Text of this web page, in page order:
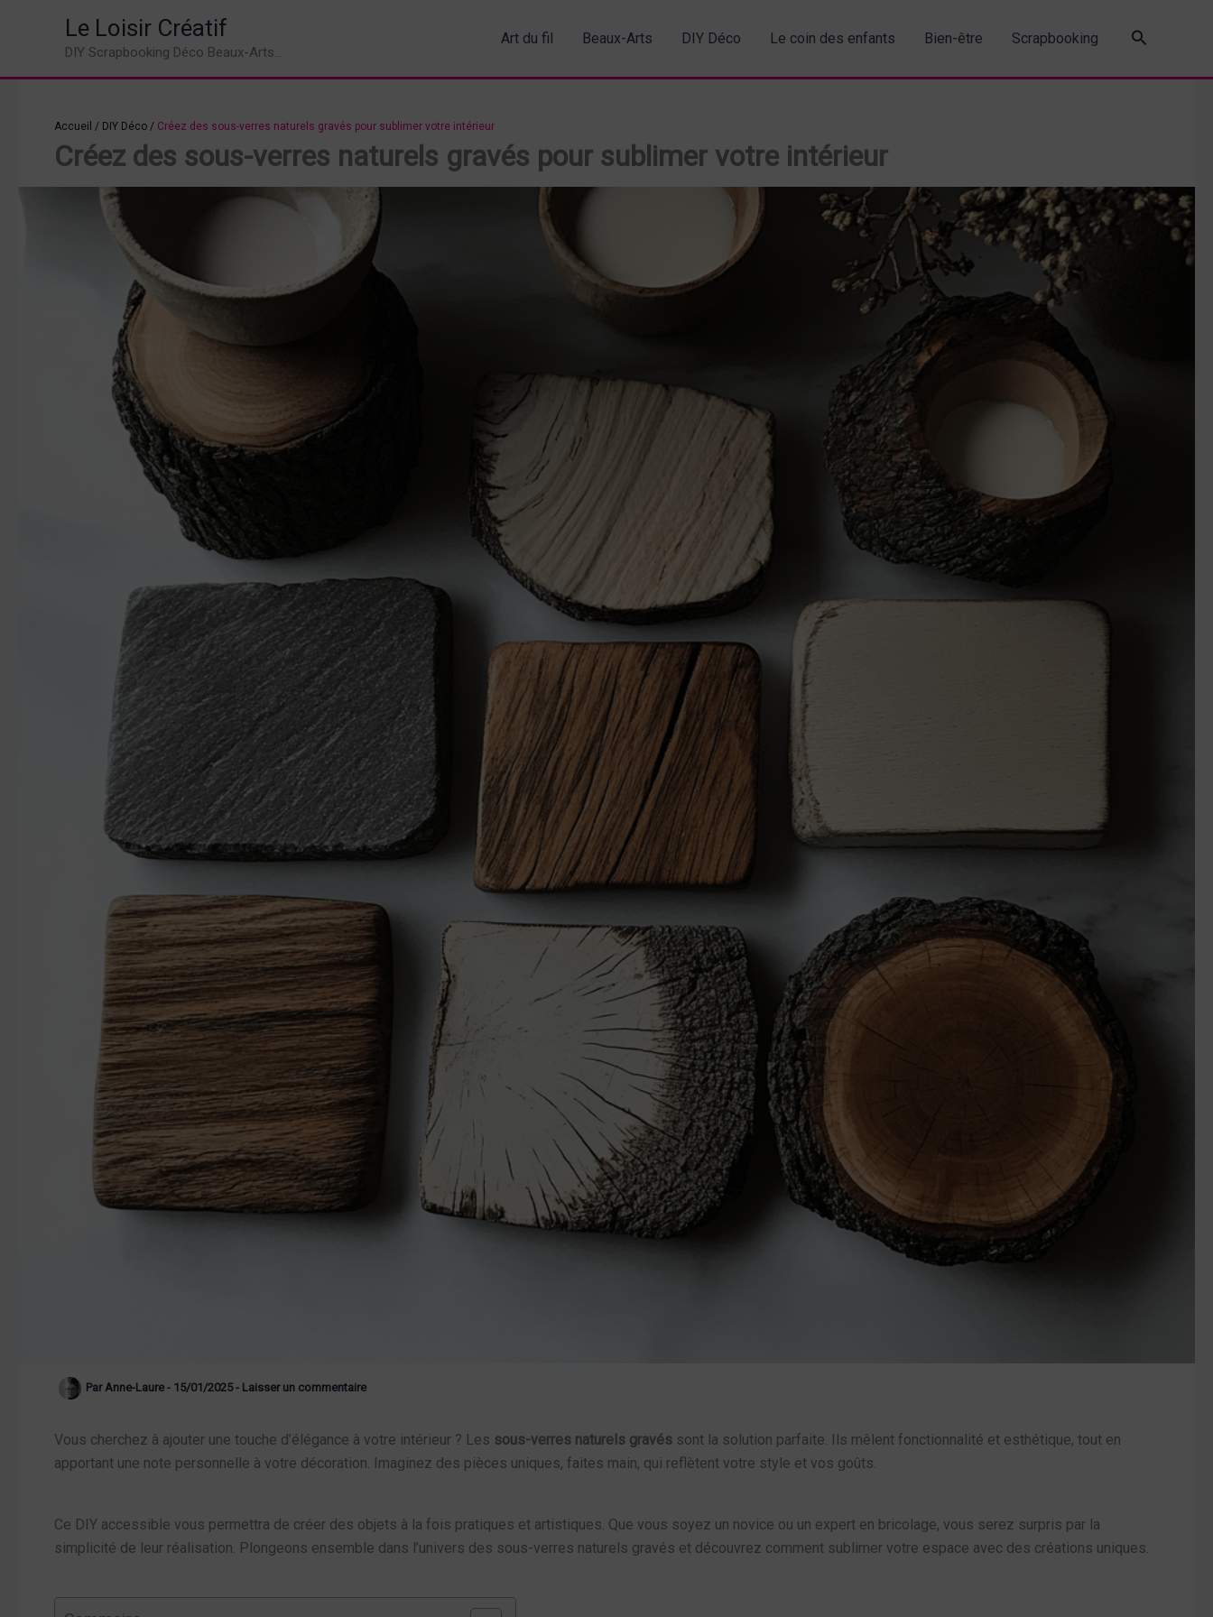
Le Loisir Créatif
DIY Scrapbooking Déco Beaux-Arts...
Art du fil Beaux-Arts DIY Déco Le coin des enfants Bien-être Scrapbooking
Accueil / DIY Déco / Créez des sous-verres naturels gravés pour sublimer votre intérieur
Créez des sous-verres naturels gravés pour sublimer votre intérieur
Par Anne-Laure- 15/01/2025- Laisser un commentaire
Vous cherchez à ajouter une touche d’élégance à votre intérieur ? Les sous-verres naturels gravés sont la solution parfaite. Ils mêlent fonctionnalité et esthétique, tout en
apportant une note personnelle à votre décoration. Imaginez des pièces uniques, faites main, qui reflètent votre style et vos goûts.
Ce DIY accessible vous permettra de créer des objets à la fois pratiques et artistiques. Que vous soyez un novice ou un expert en bricolage, vous serez surpris par la
simplicité de leur réalisation. Plongeons ensemble dans l’univers des sous-verres naturels gravés et découvrez comment sublimer votre espace avec des créations uniques.